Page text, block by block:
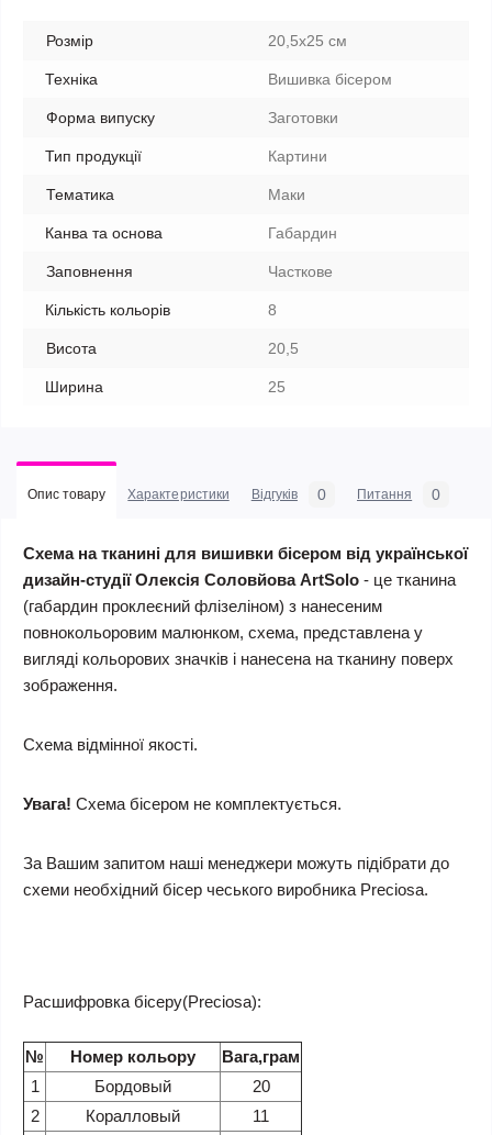
Розмір 20,5х25 см
Техніка Вишивка бісером
Форма випуску Заготовки
Тип продукції Картини
Тематика Маки
Канва та основа Габардин
Заповнення Часткове
Кількість кольорів 8
Висота 20,5
Ширина 25
Опис товару Характеристики Відгуків 0 Питання 0
Схема на тканині для вишивки бісером від української
дизайн-студії Олексія Соловйова ArtSolo - це тканина
(габардин проклеєний флізеліном) з нанесеним
повнокольоровим малюнком, схема, представлена у
вигляді кольорових значків і нанесена на тканину поверх
зображення.
Схема відмінної якості.
Увага! Схема бісером не комплектується.
За Вашим запитом наші менеджери можуть підібрати до
схеми необхідний бісер чеського виробника Preciosa.
Расшифровка бісеру(Preciosa):
№ Номер кольору
Вага,грам
1
Бордовый
20
2
Коралловый
11